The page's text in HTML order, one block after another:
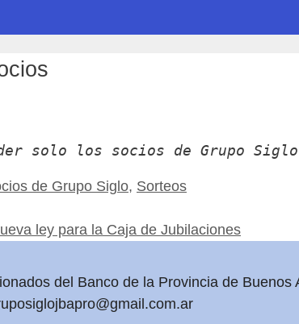
solo los socios de Grupo
de Grupo Siglo, Sorteos
ley para la Caja de Jubilaciones
del Banco de la Provincia de Buenos